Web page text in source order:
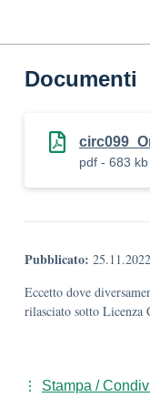
Documenti
pdf - 683 kb
Pubblicato: 25.11.2022
Eccetto dove
rilasciato sotto Licenza
Stampa /